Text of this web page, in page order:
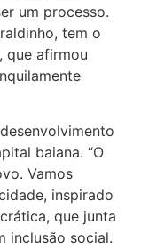
um processo.
tem o
que afirmou
baiana. “O
Vamos
inspirado
que junta
inclusão social.